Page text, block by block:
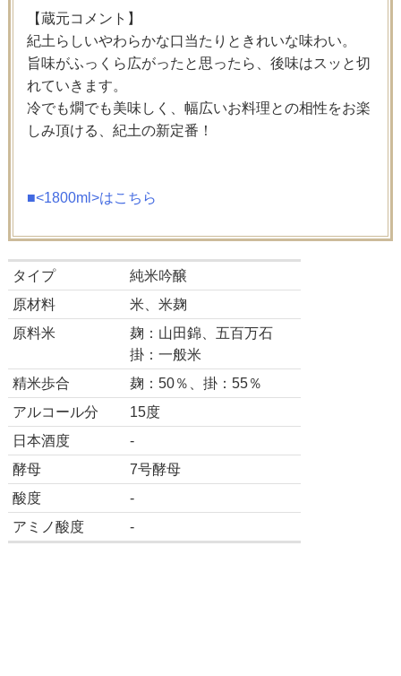
【蔵元コメント】
紀土らしいやわらかな口当たりときれいな味わい。
旨味がふっくら広がったと思ったら、後味はスッと切
れていきます。
冷でも燗でも美味しく、幅広いお料理との相性をお楽
しみ頂ける、紀土の新定番！
■<1800ml>はこちら
タイプ
純米吟醸
原材料
米、米麹
原料米
麹：山田錦、五百万石
掛：一般米
精米歩合
麹：50％、掛：55％
アルコール分
15度
日本酒度
-
酵母
7号酵母
酸度
-
アミノ酸度
-